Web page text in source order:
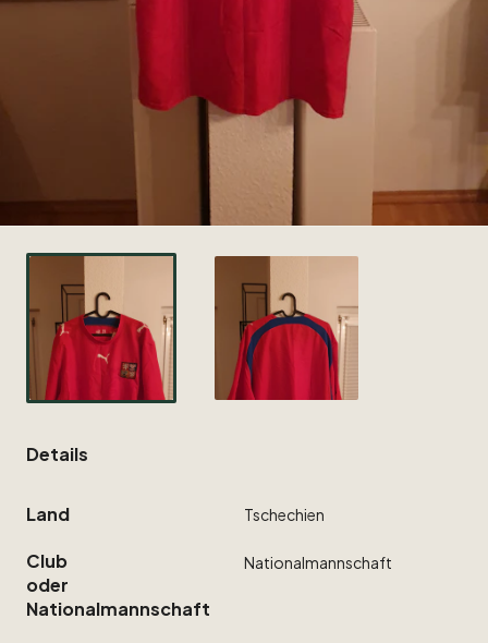
Details
Land Tschechien
Club
oder
Nationalmannschaft
Nationalmannschaft